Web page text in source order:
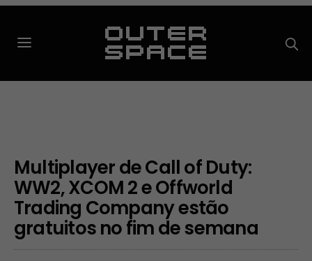
Multiplayer de Call of Duty:
WW2, XCOM 2 e Offworld
Trading Company estão
gratuitos no fim de semana